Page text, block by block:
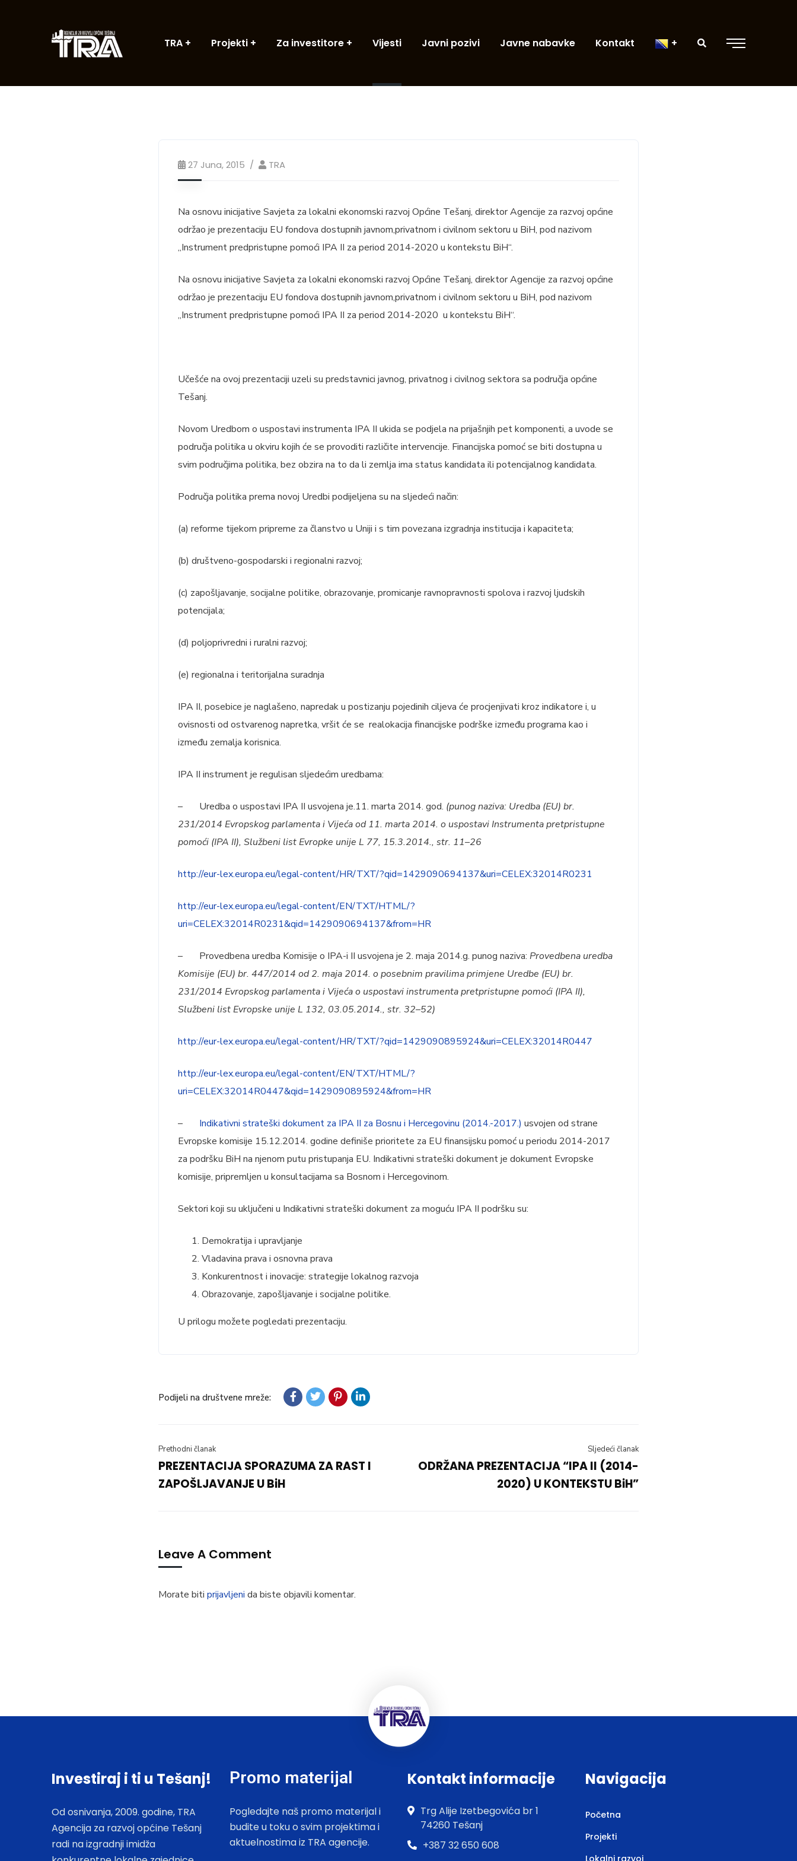
TRA Projekti Za investitore Vijesti Javni pozivi Javne nabavke Kontakt
27 Juna, 2015 TRA
Na osnovu inicijative Savjeta za lokalni ekonomski razvoj Općine Tešanj, direktor Agencije za razvoj općine
održao je prezentaciju EU fondova dostupnih javnom,privatnom i civilnom sektoru u BiH, pod nazivom
„Instrument predpristupne pomoći IPA II za period 2014-2020 u kontekstu BiH“.
Na osnovu inicijative Savjeta za lokalni ekonomski razvoj Općine Tešanj, direktor Agencije za razvoj općine
održao je prezentaciju EU fondova dostupnih javnom,privatnom i civilnom sektoru u BiH, pod nazivom
„Instrument predpristupne pomoći IPA II za period 2014-2020 u kontekstu BiH“.
Učešće na ovoj prezentaciji uzeli su predstavnici javnog, privatnog i civilnog sektora sa područja općine
Tešanj.
Novom Uredbom o uspostavi instrumenta IPA II ukida se podjela na prijašnjih pet komponenti, a uvode se
područja politika u okviru kojih će se provoditi različite intervencije. Financijska pomoć se biti dostupna u
svim područjima politika, bez obzira na to da li zemlja ima status kandidata ili potencijalnog kandidata.
Područja politika prema novoj Uredbi podijeljena su na sljedeći način:
(a) reforme tijekom pripreme za članstvo u Uniji i s tim povezana izgradnja institucija i kapaciteta;
(b) društveno-gospodarski i regionalni razvoj;
(c) zapošljavanje, socijalne politike, obrazovanje, promicanje ravnopravnosti spolova i razvoj ljudskih
potencijala;
(d) poljoprivredni i ruralni razvoj;
(e) regionalna i teritorijalna suradnja
IPA II, posebice je naglašeno, napredak u postizanju pojedinih ciljeva će procjenjivati kroz indikatore i, u
ovisnosti od ostvarenog napretka, vršit će se realokacija financijske podrške između programa kao i
između zemalja korisnica.
IPA II instrument je regulisan sljedećim uredbama:
– Uredba o uspostavi IPA II usvojena je.11. marta 2014. god. (punog naziva: Uredba (EU) br.
231/2014 Evropskog parlamenta i Vijeća od 11. marta 2014. o uspostavi Instrumenta pretpristupne
pomoći (IPA II), Službeni list Evropke unije L 77, 15.3.2014., str. 11–26
http://eur-lex.europa.eu/legal-content/HR/TXT/?qid=1429090694137&uri=CELEX:32014R0231
http://eur-lex.europa.eu/legal-content/EN/TXT/HTML/?
uri=CELEX:32014R0231&qid=1429090694137&from=HR
– Provedbena uredba Komisije o IPA-i II usvojena je 2. maja 2014.g. punog naziva: Provedbena uredba
Komisije (EU) br. 447/2014 оd 2. maja 2014. o posebnim pravilima primjene Uredbe (EU) br.
231/2014 Evropskog parlamenta i Vijeća o uspostavi instrumenta pretpristupne pomoći (IPA II),
Službeni list Evropske unije L 132, 03.05.2014., str. 32–52)
http://eur-lex.europa.eu/legal-content/HR/TXT/?qid=1429090895924&uri=CELEX:32014R0447
http://eur-lex.europa.eu/legal-content/EN/TXT/HTML/?
uri=CELEX:32014R0447&qid=1429090895924&from=HR
– Indikativni strateški dokument za IPA II za Bosnu i Hercegovinu (2014.-2017.) usvojen od strane
Evropske komisije 15.12.2014. godine definiše prioritete za EU finansijsku pomoć u periodu 2014-2017
za podršku BiH na njenom putu pristupanja EU. Indikativni strateški dokument je dokument Evropske
komisije, pripremljen u konsultacijama sa Bosnom i Hercegovinom.
Sektori koji su uključeni u Indikativni strateški dokument za moguću IPA II podršku su:
Demokratija i upravljanje
Vladavina prava i osnovna prava
Konkurentnost i inovacije: strategije lokalnog razvoja
Obrazovanje, zapošljavanje i socijalne politike.
U prilogu možete pogledati prezentaciju.
Podijeli na društvene mreže:
Prethodni članak
PREZENTACIJA SPORAZUMA ZA RAST I
ZAPOŠLJAVANJE U BiH
Sljedeći članak
ODRŽANA PREZENTACIJA “IPA II (2014-
2020) U KONTEKSTU BiH”
Leave A Comment
Morate biti prijavljeni da biste objavili komentar.
Investiraj i ti u Tešanj!
Od osnivanja, 2009. godine, TRA
Agencija za razvoj općine Tešanj
radi na izgradnji imidža
Promo materijal
Pogledajte naš promo materijal i
budite u toku o svim projektima i
aktuelnostima iz TRA agencije.
Kontakt informacije
Trg Alije Izetbegovića br 1
74260 Tešanj
+387 32 650 608
Navigacija
Početna
Projekti
Lokalni razvoj